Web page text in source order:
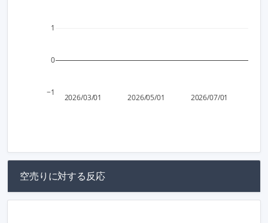
2026/03/01 2026/05/01 2026/07/01
−1
0
1
空売りに対する反応